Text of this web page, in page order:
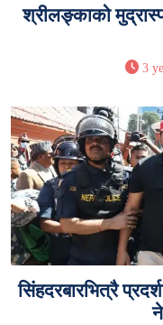
श्रीलङ्काको
3
सिंहदरबारभित्रै